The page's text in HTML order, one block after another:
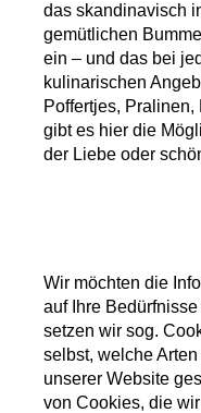
das skandinavisch
gemütlichen
ein – und das bei
kulinarischen
Poffertjes,
gibt es hier die
der Liebe oder
Wir möchten die
auf Ihre
setzen wir sog.
selbst, welche
unserer Website
von Cookies, die